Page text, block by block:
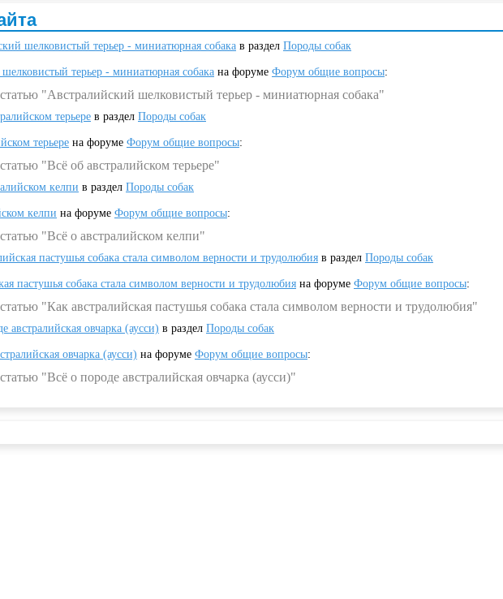
шелковистый терьер - миниатюрная собака в раздел Породы собак
терьер - миниатюрная собака на форуме Форум общие вопросы:
"Австралийский шелковистый терьер - миниатюрная собака"
терьере в раздел Породы собак
терьере на форуме Форум общие вопросы:
"Всё об австралийском терьере"
келпи в раздел Породы собак
келпи на форуме Форум общие вопросы:
"Всё о австралийском келпи"
пастушья собака стала символом верности и трудолюбия в раздел Породы собак
пастушья собака стала символом верности и трудолюбия на форуме Форум общие вопросы:
"Как австралийская пастушья собака стала символом верности и трудолюбия"
австралийская овчарка (аусси) в раздел Породы собак
овчарка (аусси) на форуме Форум общие вопросы:
"Всё о породе австралийская овчарка (аусси)"